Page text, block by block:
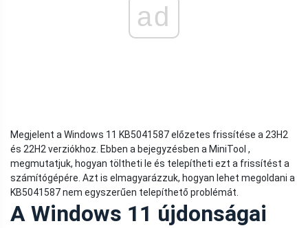
ad
Megjelent a Windows 11 KB5041587 előzetes frissítése a 23H2
és 22H2 verziókhoz. Ebben a bejegyzésben a MiniTool ,
megmutatjuk, hogyan töltheti le és telepítheti ezt a frissítést a
számítógépére. Azt is elmagyarázzuk, hogyan lehet megoldani a
KB5041587 nem egyszerűen telepíthető problémát.
A Windows 11 újdonságai